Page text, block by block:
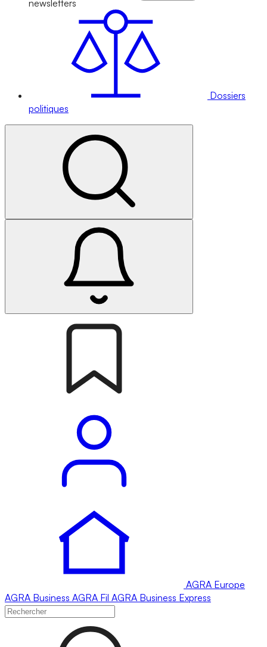
newsletters
Dossiers
politiques
AGRA Europe
AGRA Business AGRA Fil AGRA Business Express